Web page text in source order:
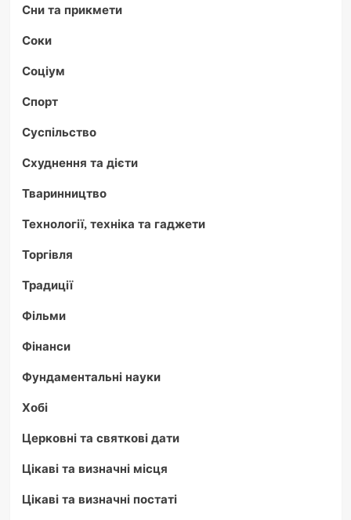
Сни та прикмети
Соки
Соціум
Спорт
Суспільство
Схуднення та дієти
Тваринництво
Технології, техніка та гаджети
Торгівля
Традиції
Фільми
Фінанси
Фундаментальні науки
Хобі
Церковні та святкові дати
Цікаві та визначні місця
Цікаві та визначні постаті